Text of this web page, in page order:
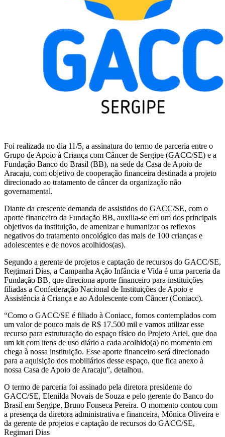
Foi realizada no dia 11/5, a assinatura do termo de parceria entre o
Grupo de Apoio à Criança com Câncer de Sergipe (GACC/SE) e a
Fundação Banco do Brasil (BB), na sede da Casa de Apoio de
Aracaju, com objetivo de cooperação financeira destinada a projeto
direcionado ao tratamento de câncer da organização não
governamental.
Diante da crescente demanda de assistidos do GACC/SE, com o
aporte financeiro da Fundação BB, auxilia-se em um dos principais
objetivos da instituição, de amenizar e humanizar os reflexos
negativos do tratamento oncológico das mais de 100 crianças e
adolescentes e de novos acolhidos(as).
Segundo a gerente de projetos e captação de recursos do GACC/SE,
Regimari Dias, a Campanha Ação Infância e Vida é uma parceria da
Fundação BB, que direciona aporte financeiro para instituições
filiadas a Confederação Nacional de Instituições de Apoio e
Assistência à Criança e ao Adolescente com Câncer (Coniacc).
“Como o GACC/SE é filiado à Coniacc, fomos contemplados com
um valor de pouco mais de R$ 17.500 mil e vamos utilizar esse
recurso para estruturação do espaço físico do Projeto Ariel, que doa
um kit com itens de uso diário a cada acolhido(a) no momento em
chega à nossa instituição. Esse aporte financeiro será direcionado
para a aquisição dos mobiliários desse espaço, que fica anexo à
nossa Casa de Apoio de Aracaju”, detalhou.
O termo de parceria foi assinado pela diretora presidente do
GACC/SE, Elenilda Novais de Souza e pelo gerente do Banco do
Brasil em Sergipe, Bruno Fonseca Pereira. O momento contou com
a presença da diretora administrativa e financeira, Mônica Oliveira e
da gerente de projetos e captação de recursos do GACC/SE,
Regimari Dias